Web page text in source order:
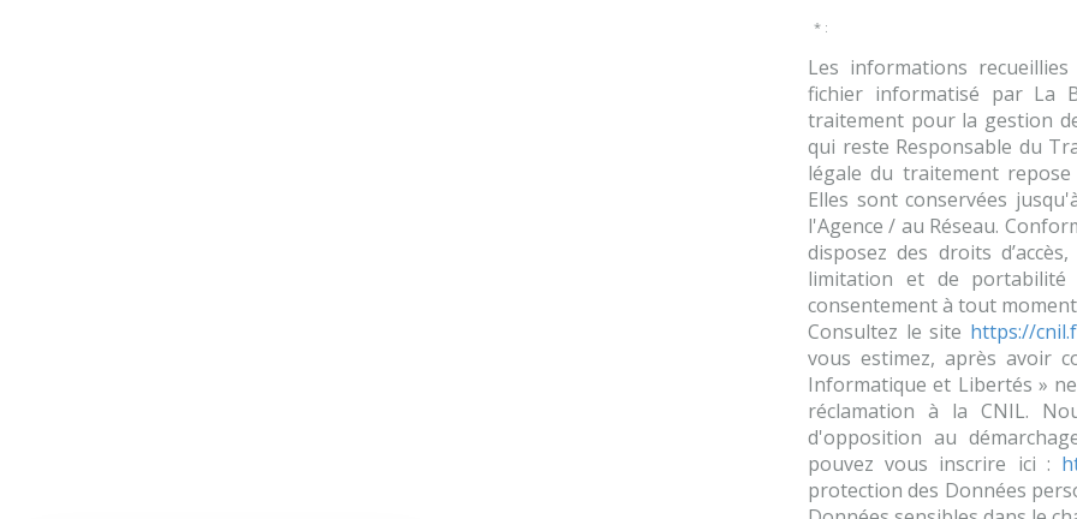
* :
Les informations
fichier informatisé par La
traitement pour la gestion
qui reste Responsable du
légale du traitement
Elles sont conservées
l'Agence / au Réseau.
disposez des droits
limitation et de portabilité
consentement à tout
Consultez le site https://
vous estimez, après avoir
Informatique et Libertés »
réclamation à la CNIL.
d'opposition au
pouvez vous inscrire ici :
protection des Données